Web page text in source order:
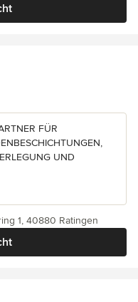
5 Sternen
FÜR
UND
1, 40880 Ratingen